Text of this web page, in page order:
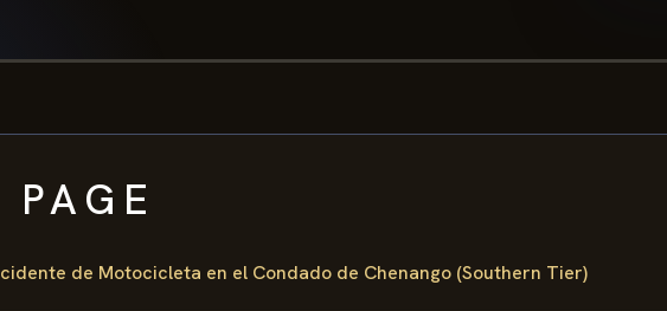
de Motocicleta en el Condado de Chenango (Southern Tier)